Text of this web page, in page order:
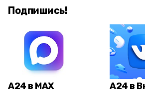
Подпишись!
А24 в MAX А24 в